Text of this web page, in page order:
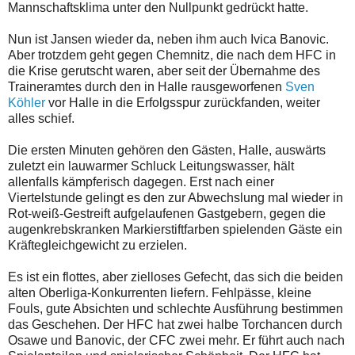
Mannschaftsklima unter den Nullpunkt gedrückt hatte.
Nun ist Jansen wieder da, neben ihm auch Ivica Banovic.
Aber trotzdem geht gegen Chemnitz, die nach dem HFC in
die Krise gerutscht waren, aber seit der Übernahme des
Traineramtes durch den in Halle rausgeworfenen Sven
Köhler vor Halle in die Erfolgsspur zurückfanden, weiter
alles schief.
Die ersten Minuten gehören den Gästen, Halle, auswärts
zuletzt ein lauwarmer Schluck Leitungswasser, hält
allenfalls kämpferisch dagegen. Erst nach einer
Viertelstunde gelingt es den zur Abwechslung mal wieder in
Rot-weiß-Gestreift aufgelaufenen Gastgebern, gegen die
augenkrebskranken Markierstiftfarben spielenden Gäste ein
Kräftegleichgewicht zu erzielen.
Es ist ein flottes, aber zielloses Gefecht, das sich die beiden
alten Oberliga-Konkurrenten liefern. Fehlpässe, kleine
Fouls, gute Absichten und schlechte Ausführung bestimmen
das Geschehen. Der HFC hat zwei halbe Torchancen durch
Osawe und Banovic, der CFC zwei mehr. Er führt auch nach